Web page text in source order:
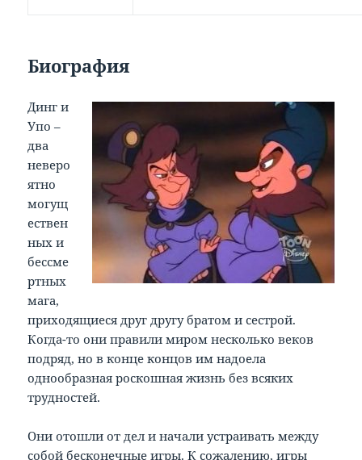
Биография
Динг и
Упо –
два
неверо
ятно
могущ
ествен
ных и
бессме
ртных
мага,
приходящиеся друг другу братом и сестрой.
Когда-то они правили миром несколько веков
подряд, но в конце концов им надоела
однообразная роскошная жизнь без всяких
трудностей.
Они отошли от дел и начали устраивать между
собой бесконечные игры. К сожалению, игры